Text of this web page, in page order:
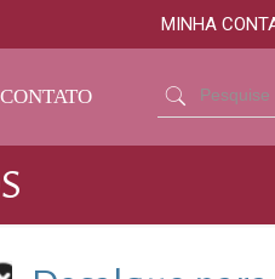
MINHA
CONTATO